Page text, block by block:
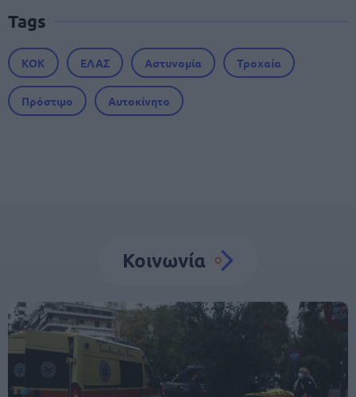
Tags
ΚΟΚ ΕΛΑΣ Αστυνομία Τροχαία
Πρόστιμο Αυτοκίνητο
Κοινωνία